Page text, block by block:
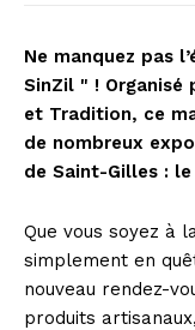
Ne manquez pas
SinZil " ! Organisé
et Tradition, ce
de nombreux
de Saint-Gilles :
Que vous soyez à
simplement en
nouveau rendez-
produits